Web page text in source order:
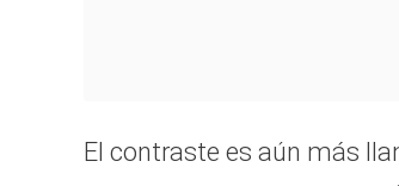
El contraste es aún más